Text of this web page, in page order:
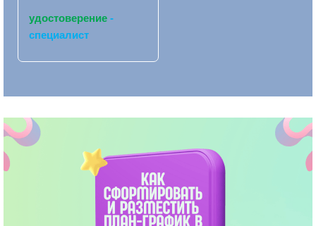
удостоверение -
специалист